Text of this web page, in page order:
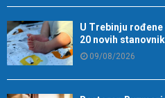
U Trebinju
20 novih
09/08/2026